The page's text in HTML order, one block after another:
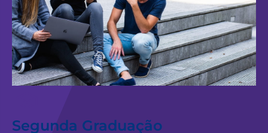
Segunda Graduação